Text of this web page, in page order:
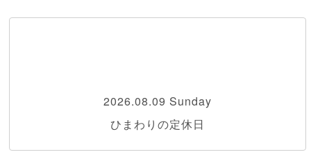
2026.08.09 Sunday
ひまわりの定休日